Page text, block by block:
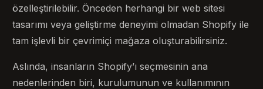
özelleştirilebilir. Önceden herhangi bir web sitesi
tasarımı veya geliştirme deneyimi olmadan Shopify ile
tam işlevli bir çevrimiçi mağaza oluşturabilirsiniz.
Aslında, insanların Shopify’ı seçmesinin ana
nedenlerinden biri, kurulumunun ve kullanımının